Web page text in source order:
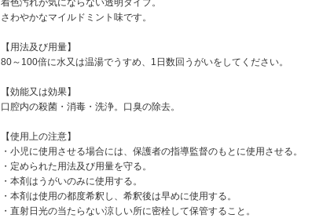
着色汚れが気にならない透明タイプ。
さわやかなマイルドミント味です。
【用法及び用量】
80～100倍に水又は温湯でうすめ、1日数回うがいをしてください。
【効能又は効果】
口腔内の殺菌・消毒・洗浄。口臭の除去。
【使用上の注意】
・小児に使用させる場合には、保護者の指導監督のもとに使用させる。
・定められた用法及び用量を守る。
・本剤はうがいのみに使用する。
・本剤は使用の都度希釈し、希釈後は早めに使用する。
・直射日光の当たらない涼しい所に密栓して保管すること。